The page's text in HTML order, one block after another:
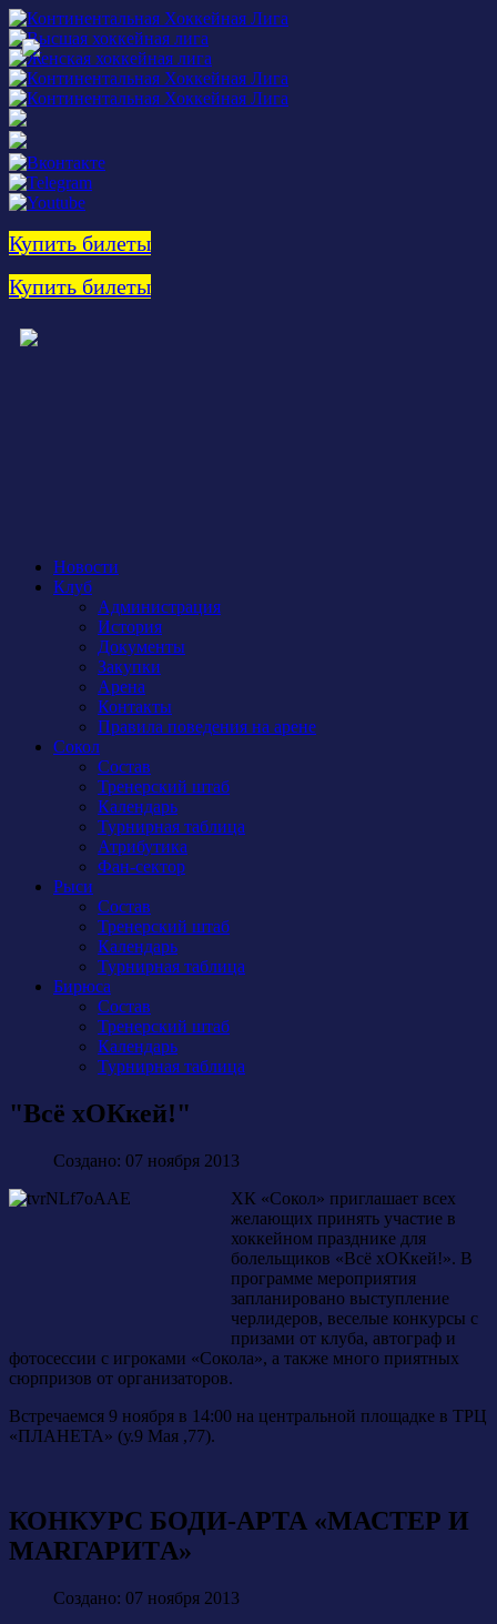
Купить билеты
Купить билеты
Новости
Клуб
Администрация
История
Документы
Закупки
Арена
Контакты
Правила поведения на арене
Сокол
Состав
Тренерский штаб
Календарь
Турнирная таблица
Атрибутика
Фан-сектор
Рыси
Состав
Тренерский штаб
Календарь
Турнирная таблица
Бирюса
Состав
Тренерский штаб
Календарь
Турнирная таблица
"Всё хОКкей!"
Создано: 07 ноября 2013
ХК «Сокол» приглашает всех
желающих принять участие в
хоккейном празднике для
болельщиков «Всё хОКкей!». В
программе мероприятия
запланировано выступление
черлидеров, веселые конкурсы с
призами от клуба, автограф и
фотосессии с игроками «Сокола», а также много приятных
сюрпризов от организаторов.
Встречаемся 9 ноября в 14:00 на центральной площадке в ТРЦ
«ПЛАНЕТА» (у.9 Мая ,77).
КОНКУРС БОДИ-АРТА «МАСТЕР И
МАRГАРИTА»
Создано: 07 ноября 2013